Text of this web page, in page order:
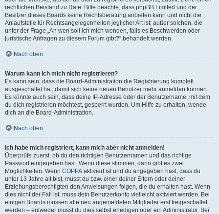
rechtlichen Beistand zu Rate. Bitte beachte, dass phpBB Limited und der
Besitzer dieses Boards keine Rechtsberatung anbieten kann und nicht die
Anlaufstelle für Rechtsangelegenheiten jeglicher Art ist; außer solchen, die
unter der Frage „An wen soll ich mich wenden, falls es Beschwerden oder
juristische Anfragen zu diesem Forum gibt?“ behandelt werden.
Nach oben
Warum kann ich mich nicht registrieren?
Es kann sein, dass die Board-Administration die Registrierung komplett
ausgeschaltet hat, damit sich keine neuen Benutzer mehr anmelden können.
Es könnte auch sein, dass deine IP-Adresse oder der Benutzername, mit dem
du dich registrieren möchtest, gesperrt wurden. Um Hilfe zu erhalten, wende
dich an die Board-Administration.
Nach oben
Ich habe mich registriert, kann mich aber nicht anmelden!
Überprüfe zuerst, ob du den richtigen Benutzernamen und das richtige
Passwort eingegeben hast. Wenn diese stimmen, dann gibt es zwei
Möglichkeiten. Wenn COPPA aktiviert ist und du angegeben hast, dass du
unter 13 Jahre alt bist, musst du bzw. einer deiner Eltern oder deiner
Erziehungsberechtigten den Anweisungen folgen, die du erhalten hast. Wenn
dies nicht der Fall ist, muss dein Benutzerkonto vielleicht aktiviert werden. Bei
einigen Boards müssen alle neu angemeldeten Mitglieder erst freigeschaltet
werden – entweder musst du dies selbst erledigen oder ein Administrator. Bei